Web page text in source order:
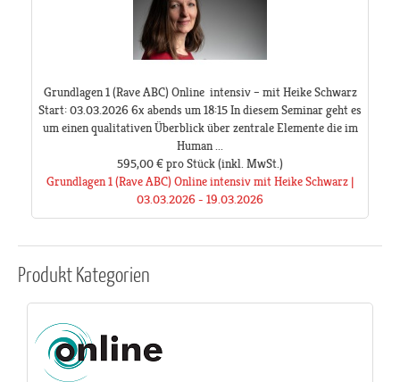
Grundlagen 1 (Rave ABC) Online intensiv – mit Heike Schwarz
Start: 03.03.2026 6x abends um 18:15 In diesem Seminar geht es
um einen qualitativen Überblick über zentrale Elemente die im
Human ...
595,00 €pro Stück(inkl. MwSt.)
Grundlagen 1 (Rave ABC) Online intensiv mit Heike Schwarz |
03.03.2026 - 19.03.2026
ProduktKategorien